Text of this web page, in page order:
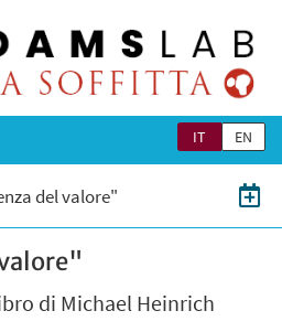
IT EN
del valore"
di Michael Heinrich